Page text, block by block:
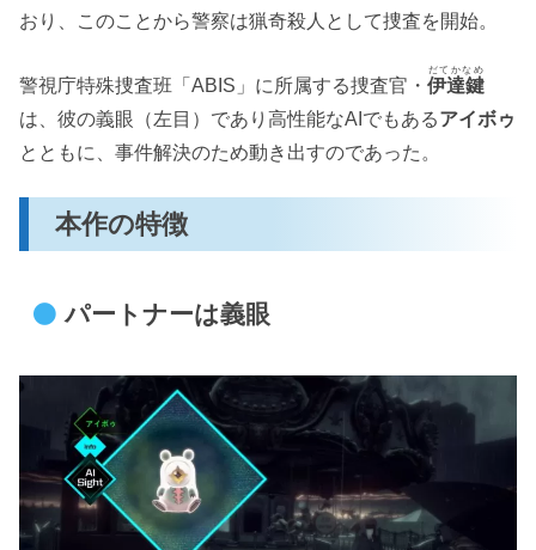
おり、このことから警察は猟奇殺人として捜査を開始。
警視庁特殊捜査班「ABIS」に所属する捜査官・ 伊達鍵
だてかなめ
は、彼の義眼（左目）であり高性能なAIでもあるアイボゥ
とともに、事件解決のため動き出すのであった。
本作の特徴
パートナーは義眼